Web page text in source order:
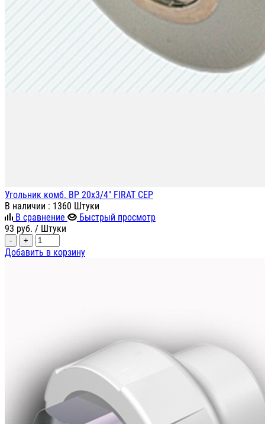
Угольник комб. ВР 20х3/4" FIRAT СЕР
В наличии : 1360 Штуки
В сравнение
Быстрый просмотр
93 руб. / Штуки
- +
Добавить в корзину